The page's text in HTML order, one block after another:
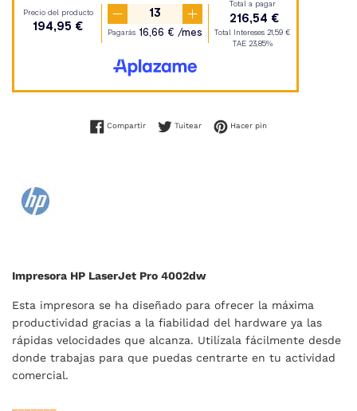
CompartirCompartir en Facebook
TuitearTuitear en Twitter
Hacer pinPinear en Pinterest
Impresora HP LaserJet Pro 4002dw
Esta impresora se ha diseñado para ofrecer la máxima
productividad gracias a la fiabilidad del hardware ya las
rápidas velocidades que alcanza. Utilízala fácilmente desde
donde trabajas para que puedas centrarte en tu actividad
comercial.